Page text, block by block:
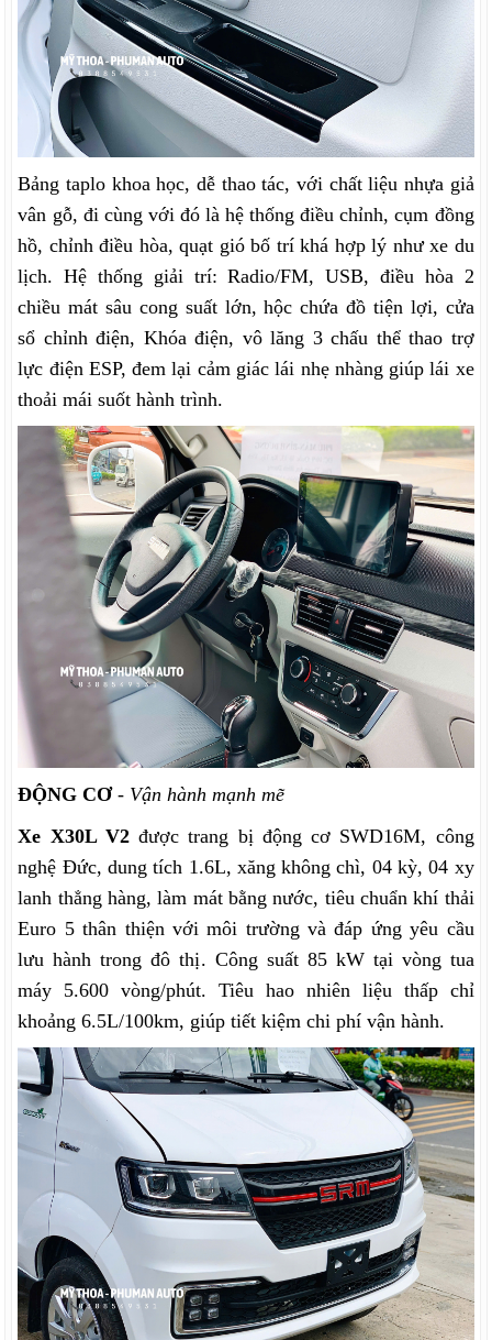
Bảng taplo khoa học, dễ thao tác, với chất liệu nhựa giả
vân gỗ, đi cùng với đó là hệ thống điều chỉnh, cụm đồng
hồ, chỉnh điều hòa, quạt gió bố trí khá hợp lý như xe du
lịch.Hệ thống giải trí: Radio/FM, USB, điều hòa 2
chiều mát sâu cong suất lớn, hộc chứa đồ tiện lợi, cửa
sổ chỉnh điện, Khóa điện, vô lăng 3 chấu thể thao trợ
lực điện ESP, đem lại cảm giác lái nhẹ nhàng giúp lái xe
thoải mái suốt hành trình.
ĐỘNG CƠ- Vận hành mạnh mẽ
Xe X30L V2được trang bị động cơ SWD16M, công
nghệ Đức, dung tích 1.6L, xăng không chì, 04 kỳ, 04 xy
lanh thẳng hàng, làm mát bằng nước, tiêu chuẩn khí thải
Euro 5thân thiện với môi trường và đáp ứng yêu cầu
lưu hành trong đô thị. Công suất 85 kW tại vòng tua
máy 5.600 vòng/phút.Tiêu hao nhiên liệu thấp chỉ
khoảng 6.5L/100km, giúp tiết kiệm chi phí vận hành.